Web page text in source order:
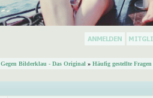
Gegen Bilderklau - Das Original » Häufig gestellte Fragen